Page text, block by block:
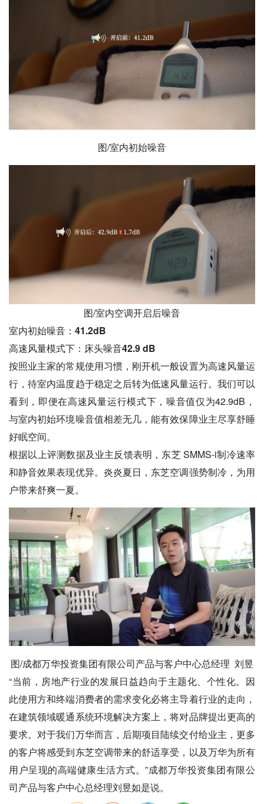
图/室内初始噪音
图/室内空调开启后噪音
室内初始噪音：41.2dB
高速风量模式下：床头噪音42.9 dB
按照业主家的常规使用习惯，刚开机一般设置为高速风量运
行，待室内温度趋于稳定之后转为低速风量运行。我们可以
看到，即便在高速风量运行模式下，噪音值仅为42.9dB，
与室内初始环境噪音值相差无几，能有效保障业主尽享舒睡
好眠空间。
根据以上评测数据及业主反馈表明，东芝 SMMS-i制冷速率
和静音效果表现优异。炎炎夏日，东芝空调强势制冷，为用
户带来舒爽一夏。
图/成都万华投资集团有限公司产品与客户中心总经理 刘昱
“当前，房地产行业的发展日益趋向于主题化、个性化。因
此使用方和终端消费者的需求变化必将主导着行业的走向，
在建筑领域暖通系统环境解决方案上，将对品牌提出更高的
要求。对于我们万华而言，后期项目陆续交付给业主，更多
的客户将感受到东芝空调带来的舒适享受，以及万华为所有
用户呈现的高端健康生活方式。”成都万华投资集团有限公
司产品与客户中心总经理刘昱如是说。